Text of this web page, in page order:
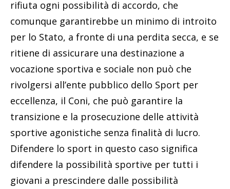
rifiuta ogni possibilità di accordo, che
comunque garantirebbe un minimo di introito
per lo Stato, a fronte di una perdita secca, e se
ritiene di assicurare una destinazione a
vocazione sportiva e sociale non può che
rivolgersi all’ente pubblico dello Sport per
eccellenza, il Coni, che può garantire la
transizione e la prosecuzione delle attività
sportive agonistiche senza finalità di lucro.
Difendere lo sport in questo caso significa
difendere la possibilità sportive per tutti i
giovani a prescindere dalle possibilità